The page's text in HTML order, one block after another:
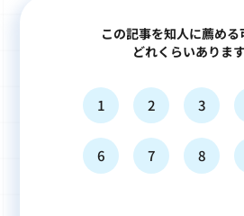
この記事を知人に薦める
どれくらいありま
1 2 3
6 7 8